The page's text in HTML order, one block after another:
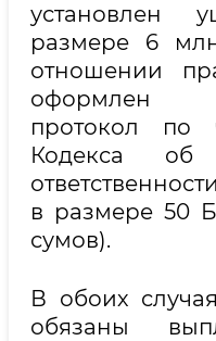
установлен
размере 6
отношении
оформлен
протокол по
Кодекса об
в размере 50
сумов).
В обоих
обязаны